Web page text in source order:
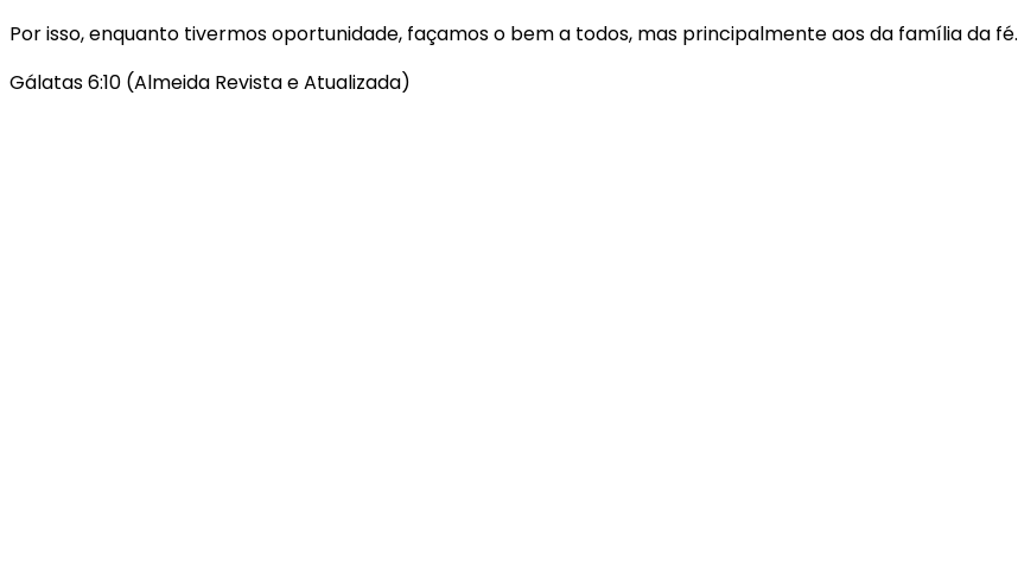
Por isso, enquanto tivermos oportunidade, façamos o bem a todos, mas principalmente aos da família da fé.
Gálatas 6:10 (Almeida Revista e Atualizada)